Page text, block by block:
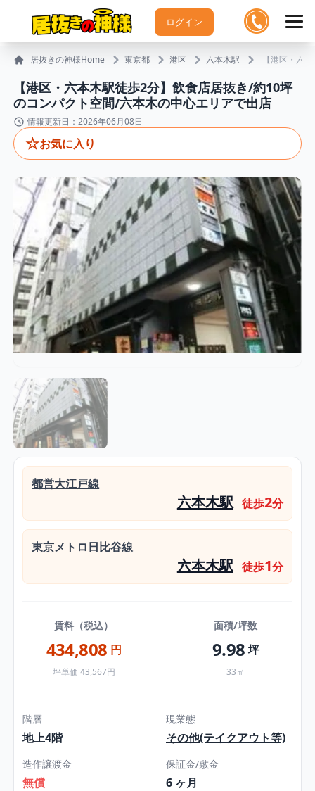
ログイン
居抜きの神様Home 東京都 港区 六本木駅 【港区・六
【港区・六本木駅徒歩2分】飲食店居抜き/約10坪
のコンパクト空間/六本木の中心エリアで出店
情報更新日：2026年06月08日
☆お気に入り
都営大江戸線
六本木駅 徒歩2分
東京メトロ日比谷線
六本木駅 徒歩1分
賃料（税込）
434,808 円
坪単価 43,567円
面積/坪数
9.98 坪
33㎡
階層
地上4階
現業態
その他(テイクアウト等)
造作譲渡金
無償
保証金/敷金
6 ヶ月